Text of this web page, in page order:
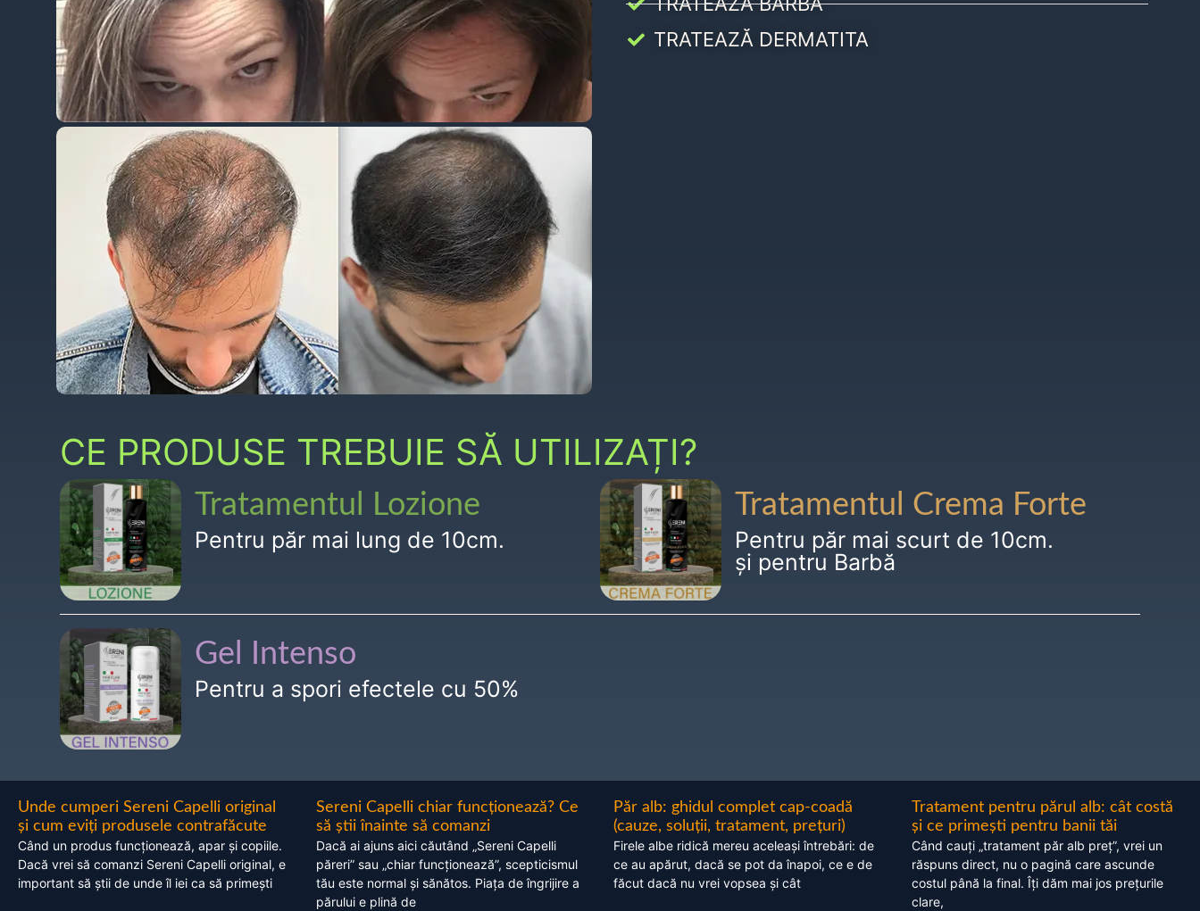
TRATEAZĂ DERMATITA
CE PRODUSE TREBUIE SĂ UTILIZAȚI?
Tratamentul Lozione
Pentru păr mai lung de 10cm.
Tratamentul Crema Forte
Pentru păr mai scurt de 10cm.
și pentru Barbă
Gel Intenso
Pentru a spori efectele cu 50%
Unde cumperi Sereni Capelli original
și cum eviți produsele contrafăcute
Când un produs funcționează, apar și copiile.
Dacă vrei să comanzi Sereni Capelli original, e
important să știi de unde îl iei ca să primești
Sereni Capelli chiar funcționează? Ce
să știi înainte să comanzi
Dacă ai ajuns aici căutând „Sereni Capelli
păreri” sau „chiar funcționează”, scepticismul
tău este normal și sănătos. Piața de îngrijire a
părului e plină de
Păr alb: ghidul complet cap-coadă
(cauze, soluții, tratament, prețuri)
Firele albe ridică mereu aceleași întrebări: de
ce au apărut, dacă se pot da înapoi, ce e de
făcut dacă nu vrei vopsea și cât
Tratament pentru părul alb: cât costă
și ce primești pentru banii tăi
Când cauți „tratament păr alb preț”, vrei un
răspuns direct, nu o pagină care ascunde
costul până la final. Îți dăm mai jos prețurile
clare,